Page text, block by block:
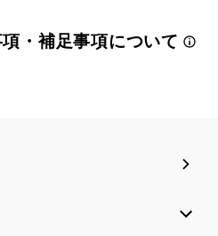
・補足事項について